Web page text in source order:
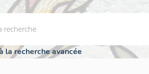
la recherche avancée